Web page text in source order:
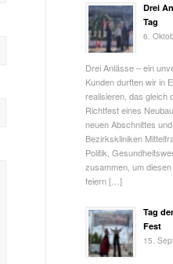
Drei
Tag
6.
Drei Anlässe – ein
Kunden durften wir in
realisieren, das gleich
Richtfest eines
neuen Abschnittes
Bezirkskliniken
Politik,
zusammen, um
feiern […]
Tag
Fest
15.